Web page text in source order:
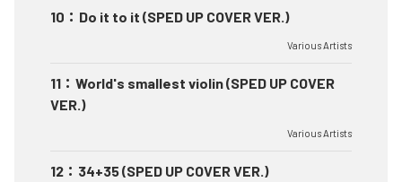
10 ： Do it to it (SPED UP COVER VER.)
Various Artists
11 ： World's smallest violin (SPED UP COVER
VER.)
Various Artists
12 ： 34+35 (SPED UP COVER VER.)